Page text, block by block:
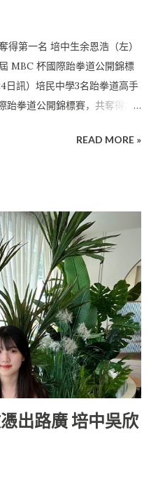
得第一名 培中生余恩浩（左）
MBC 杯國際跆拳道公開錦標
日訊）培民中學3名跆拳道高手
跆拳道公開錦標賽，共奪得2項
， 來自世界各國的運動員同
1）對打項目（Kyurogi）：
Individual）：第三名 余
Individual）：第三名 莫
Individual）：第二名
）：第一名 培中校長貝美
賽而且還得獎實屬不易， 這是
果， 也是該校教育理念的最佳
校向來秉持“德、智、體、群、
統武術，跆拳道不僅是競技運
習跆拳道，不僅鍛煉強健的體
律與自強。這種精神，將成為
所有學生在學業、體育、藝術
於日復一日努力奮鬥的過程。
READ MORE »
出路廣 培中吳欣